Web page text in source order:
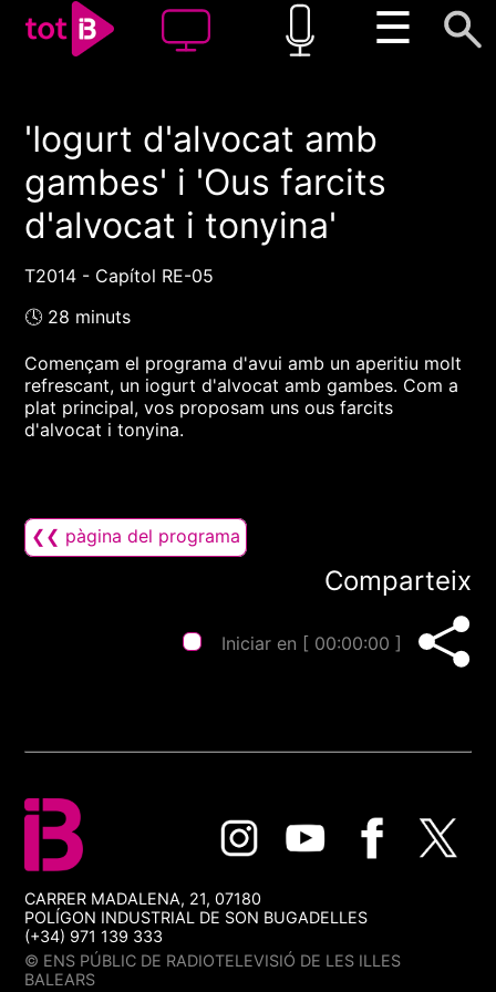
☰
00:00 00:00
1x
'Iogurt d'alvocat amb
gambes' i 'Ous farcits
d'alvocat i tonyina'
T2014 - Capítol RE-05
🕓 28 minuts
Començam el programa d'avui amb un aperitiu molt
refrescant, un iogurt d'alvocat amb gambes. Com a
plat principal, vos proposam uns ous farcits
d'alvocat i tonyina.
❮❮ pàgina del programa
Comparteix
Iniciar en [ 00:00:00 ]
CARRER MADALENA, 21, 07180
POLÍGON INDUSTRIAL DE SON BUGADELLES
(+34) 971 139 333
© ENS PÚBLIC DE RADIOTELEVISIÓ DE LES ILLES
BALEARS